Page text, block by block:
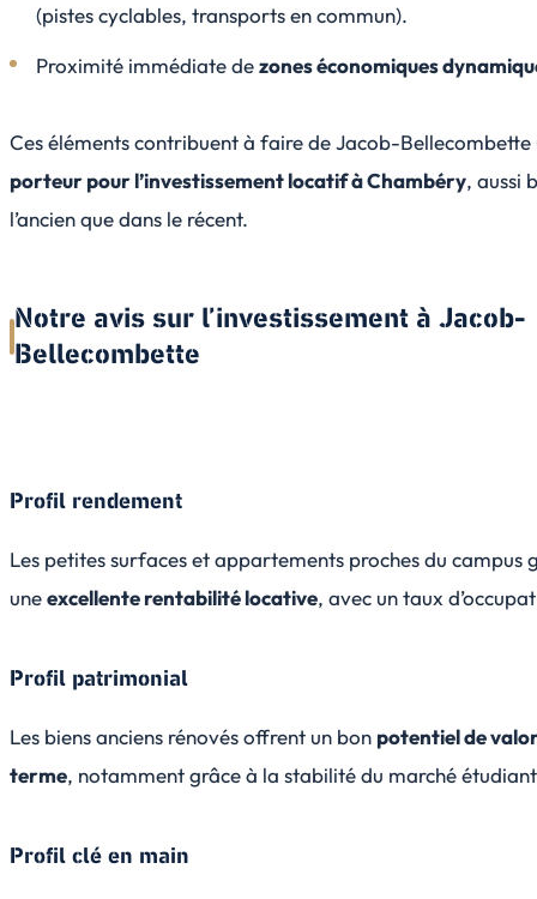
(pistes cyclables, transports en commun).
Proximité immédiate dezones économiques
Ces éléments contribuent à faire de Jacob-
porteur pour l’investissement locatif à Chambéry, aussi
l’ancien que dans le récent.
Notre avis sur l’investissement à Jacob-
Bellecombette
Profil rendement
Les petites surfaces et appartements proches du campus
uneexcellente rentabilité locative, avec un taux
Profil patrimonial
Les biens anciens rénovés offrent un bon potentiel de
terme, notamment grâce à la stabilité du marché
Profil clé en main